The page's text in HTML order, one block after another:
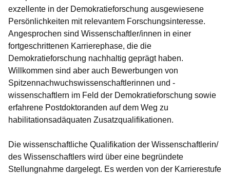
exzellente in der Demokratieforschung ausgewiesene
Persönlichkeiten mit relevantem Forschungsinteresse.
Angesprochen sind Wissenschaftler/innen in einer
fortgeschrittenen Karrierephase, die die
Demokratieforschung nachhaltig geprägt haben.
Willkommen sind aber auch Bewerbungen von
Spitzennachwuchswissenschaftlerinnen und -
wissenschaftlern im Feld der Demokratieforschung sowie
erfahrene Postdoktoranden auf dem Weg zu
habilitationsadäquaten Zusatzqualifikationen.
Die wissenschaftliche Qualifikation der Wissenschaftlerin/
des Wissenschaftlers wird über eine begründete
Stellungnahme dargelegt. Es werden von der Karrierestufe